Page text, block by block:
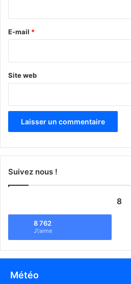
e
E-mail *
Site web
Suivez nous !
8
8 762
J\'aime
Météo